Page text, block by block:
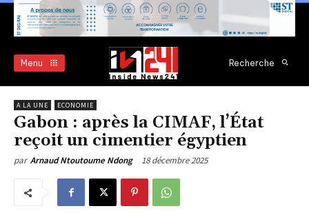
Menu Recherche
A LA UNE ECONOMIE
Gabon : après la CIMAF, l’État
reçoit un cimentier égyptien
par Arnaud Ntoutoume Ndong 18 décembre 2025